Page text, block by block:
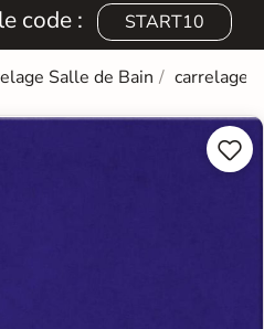
code : START10
Salle de Bain carrelage

